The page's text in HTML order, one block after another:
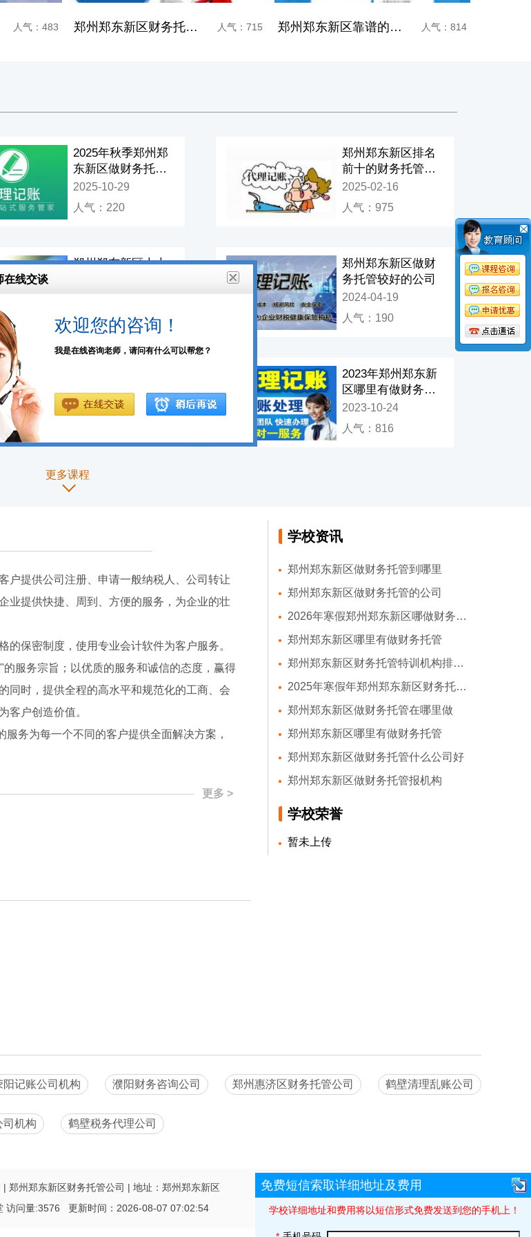
人气：483 郑州郑东新区财务托管速成机构 人气：715 郑州郑东新区靠谱的财务托管机构 人气：814
人气：933 人气：698 郑州郑东新区财务托管集训机构排名前十
2025年秋季郑州郑
东新区做财务托管
哪个公司好
2025-10-29
人气：220
郑州郑东新区排名
前十的财务托管辅
助机构
2025-02-16
人气：975
郑州郑东新区十大
人气：348
郑州郑东新区做财
务托管较好的公司
2024-04-19
人气：190
东新区财务托管做
哪个公司好
2023-11-08
2023年郑州郑东新
区哪里有做财务托
管
2023-10-24
人气：816
更多课程
户提供公司注册、申请一般纳税人、公司转让
业提供快捷、周到、方便的服务，为企业的壮
保密制度，使用专业会计软件为客户服务。
服务宗旨；以优质的服务和诚信的态度，赢得
同时，提供全程的高水平和规范化的工商、会
客户创造价值。
务为每一个不同的客户提供全面解决方案，
更多 >
学校资讯
郑州郑东新区做财务托管到哪里
郑州郑东新区做财务托管的公司
2026年寒假郑州郑东新区哪做财务托管好
郑州郑东新区哪里有做财务托管
郑州郑东新区财务托管特训机构排名前十
2025年寒假年郑州郑东新区财务托管公司
郑州郑东新区做财务托管在哪里做
郑州郑东新区哪里有做财务托管
郑州郑东新区做财务托管什么公司好
郑州郑东新区做财务托管报机构
学校荣誉
暂未上传
阳记账公司机构 濮阳财务咨询公司 郑州惠济区财务托管公司 鹤壁清理乱账公司
司机构 鹤壁税务代理公司
| 郑州郑东新区财务托管公司 | 地址：郑州郑东新区
访问量:3576 更新时间：2026-08-07 07:02:54